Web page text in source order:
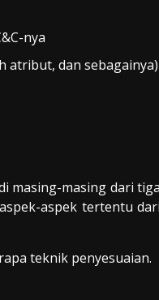
nya
atribut, dan sebagainya)
masing-masing dari tiga
aspek tertentu dari
teknik penyesuaian.